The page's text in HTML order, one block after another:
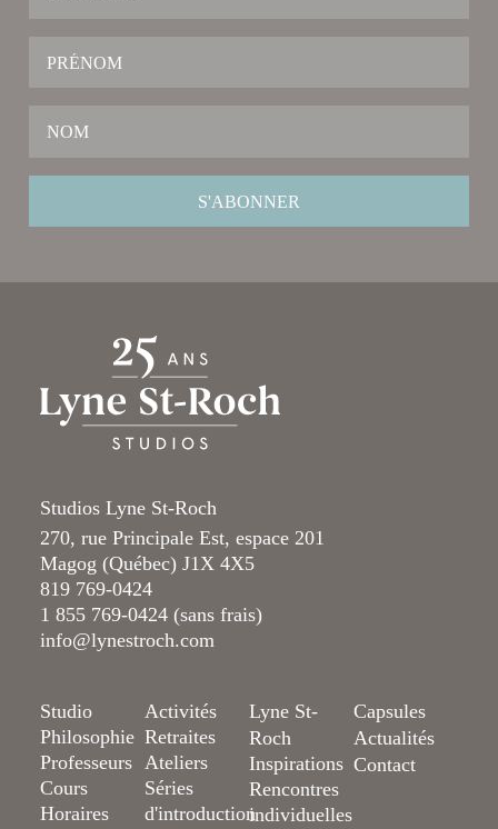
Studios Lyne St-Roch
270, rue Principale Est, espace 201
Magog (Québec) J1X 4X5
819 769-0424
1 855 769-0424 (sans frais)
info@lynestroch.com
Studio
Philosophie
Professeurs
Cours
Horaires
Activités
Retraites
Ateliers
Séries
d'introduction
Lyne St-
Roch
Inspirations
Rencontres
individuelles
Capsules
Actualités
Contact